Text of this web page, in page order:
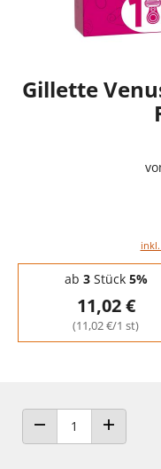
Gillette
Staffelpreise -
ab 3Stück 5%
11,02 €
(11,02 €/1 st)
ANZAHL VERRINGERN
ANZAHL